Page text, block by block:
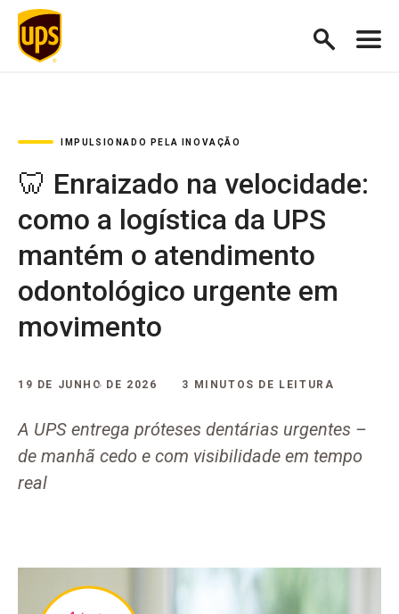
IMPULSIONADO PELA INOVAÇÃO
🦷 Enraizado na velocidade:
como a logística da UPS
mantém o atendimento
odontológico urgente em
movimento
19 DE JUNHO DE 2026 3 MINUTOS DE LEITURA
A UPS entrega próteses dentárias urgentes –
de manhã cedo e com visibilidade em tempo
real